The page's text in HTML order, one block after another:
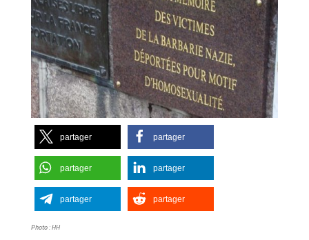
partager partager
partager partager
partager partager
Photo : HH